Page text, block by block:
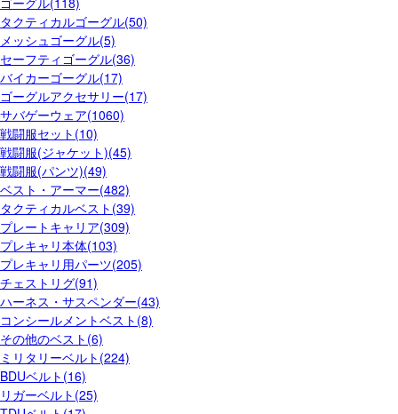
タクティカルゴーグル(50)
メッシュゴーグル(5)
セーフティゴーグル(36)
バイカーゴーグル(17)
ゴーグルアクセサリー(17)
サバゲーウェア(1060)
戦闘服セット(10)
戦闘服(ジャケット)(45)
戦闘服(パンツ)(49)
ベスト・アーマー(482)
タクティカルベスト(39)
プレートキャリア(309)
プレキャリ本体(103)
プレキャリ用パーツ(205)
チェストリグ(91)
ハーネス・サスペンダー(43)
コンシールメントベスト(8)
その他のベスト(6)
ミリタリーベルト(224)
BDUベルト(16)
リガーベルト(25)